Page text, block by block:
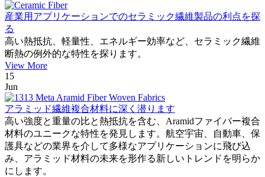
産業用アプリケーションでのセラミック繊維製品の利点を探
る
高い熱抵抗、軽量性、エネルギー効率など、セラミック繊維
断熱の例外的な特性を探ります。
View More
15
Jun
アラミッド繊維複合材料に深く潜ります
高い強度と重量の比と熱抵抗を含む、Aramidファイバー複合
材料のユニークな特性を発見します。航空宇宙、自動車、保
護具などの業界を介して多様なアプリケーションに飛び込
み、アラミッド材料の未来を形作る新しいトレンドを明らか
にします。